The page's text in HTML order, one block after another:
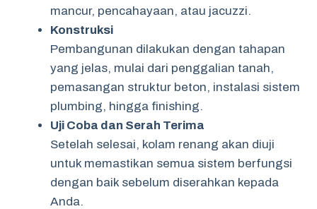
mancur, pencahayaan, atau jacuzzi.
Konstruksi
Pembangunan dilakukan dengan tahapan
yang jelas, mulai dari penggalian tanah,
pemasangan struktur beton, instalasi sistem
plumbing, hingga finishing.
Uji Coba dan Serah Terima
Setelah selesai, kolam renang akan diuji
untuk memastikan semua sistem berfungsi
dengan baik sebelum diserahkan kepada
Anda.